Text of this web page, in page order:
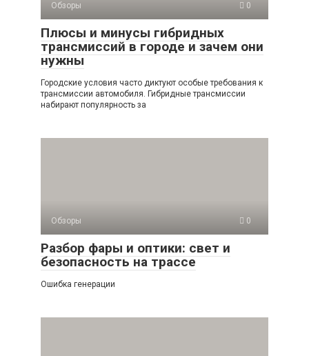
Обзоры 0
Плюсы и минусы гибридных
трансмиссий в городе и зачем они
нужны
Городские условия часто диктуют особые требования к
трансмиссии автомобиля. Гибридные трансмиссии
набирают популярность за
Обзоры 0
Разбор фары и оптики: свет и
безопасность на трассе
Ошибка генерации